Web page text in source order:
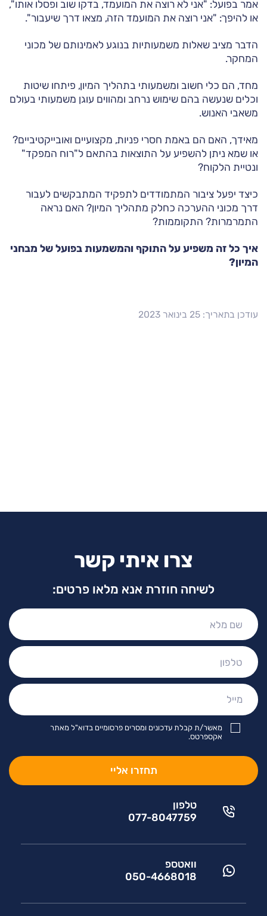
אמר בפועל: "אני לא רוצה את המועמד, בדקו שוב ופסלו אותו",
או להיפך: "אני רוצה את המועמד הזה, מצאו דרך שיעבור".
הדבר מציב שאלות משמעותיות בנוגע לאמינותם של מכוני
המחקר.
מחד, הם כלי חשוב ומשמעותי בתהליך המיון, פיתחו שיטות
וכלים שנעשה בהם שימוש נרחב ומהווים עוגן משמעותי בעולם
משאבי האנוש.
מאידך, האם הם באמת חסרי פניות, מקצועיים ואובייקטיביים?
או שמא ניתן להשפיע על התוצאות בהתאם ל"רוח המפקד"
ונטיית הלקוח?
כיצד יפעל ציבור המתמודדים לתפקיד המתבקשים לעבור
דרך מכוני ההערכה כחלק מתהליך המיון? האם נראה
התמרמרות? התקוממות?
איך כל זה משפיע על התוקף והמשמעות בפועל של מבחני
המיון?
עודכן בתאריך: 25 בינואר 2023
צרו איתי קשר
לשיחה חוזרת אנא מלאו פרטים:
שם
מלא:
טלפון:
מייל:
מאשר/ת קבלת עדכונים ומסרים פרסומיים בדוא"ל מאתר
אקספרטס.
טלפון
077-8047759
וואטספ
050-4668018